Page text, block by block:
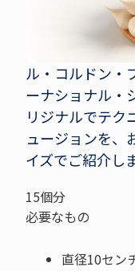
ル・コルドン・
ーナショナル・
リジナルでテク
ュージョンを、
イズでご紹介し
15個分
必要なもの
直径10セン